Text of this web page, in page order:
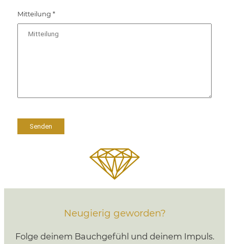
Mitteilung *
Neugierig geworden?
Folge deinem Bauchgefühl und deinem Impuls.